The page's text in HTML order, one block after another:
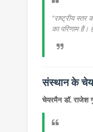
“राष्ट्रीय
का परिणाम है।
संस्थान के
चेयरमैन डॉ. राजेश